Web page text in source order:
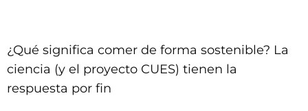
¿Qué significa comer de forma sostenible? La
ciencia (y el proyecto CUES) tienen la
respuesta por fin